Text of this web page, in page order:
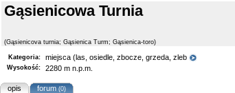
Gąsienicowa Turnia
(Gąsienicova turnia; Gąsienica Turm; Gąsienica-toro)
Kategoria: miejsca (las, osiedle, zbocze, grzeda, zleb
Wysokość: 2280 m n.p.m.
opis forum(0)